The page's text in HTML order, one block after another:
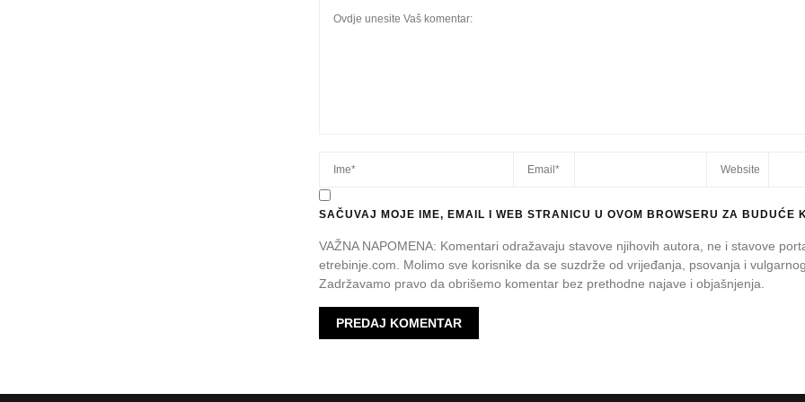
SAČUVAJ MOJE IME, EMAIL I WEB STRANICU U OVOM BROWSERU ZA BUDUĆE
VAŽNA NAPOMENA: Komentari odražavaju stavove njihovih autora, ne i stavove
etrebinje.com. Molimo sve korisnike da se suzdrže od vrijeđanja, psovanja i
Zadržavamo pravo da obrišemo komentar bez prethodne najave i objašnjenja.